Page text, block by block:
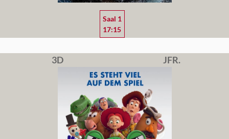
Saal 1
17:15
3D JFR.